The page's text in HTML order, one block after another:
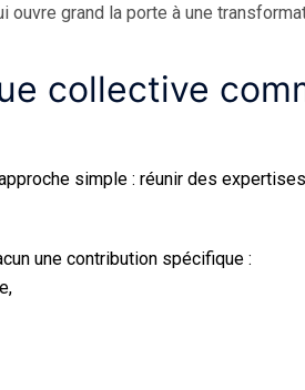
ouvre grand la porte à une
collective
simple : réunir des
une contribution spécifique :